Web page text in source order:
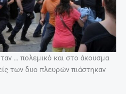
… πολεμικό και στο άκουσμα
των δυο πλευρών πιάστηκαν